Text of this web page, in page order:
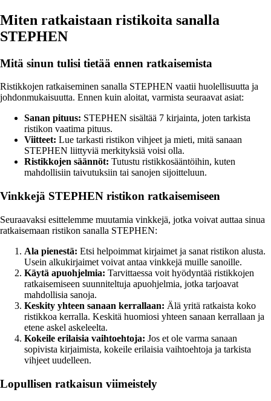
Miten ratkaistaan ristikoita sanalla
STEPHEN
Mitä sinun tulisi tietää ennen ratkaisemista
Ristikkojen ratkaiseminen sanalla STEPHEN vaatii huolellisuutta ja
johdonmukaisuutta. Ennen kuin aloitat, varmista seuraavat asiat:
Sanan pituus: STEPHEN sisältää 7 kirjainta, joten tarkista
ristikon vaatima pituus.
Viitteet: Lue tarkasti ristikon vihjeet ja mieti, mitä sanaan
STEPHEN liittyviä merkityksiä voisi olla.
Ristikkojen säännöt: Tutustu ristikkosääntöihin, kuten
mahdollisiin taivutuksiin tai sanojen sijoitteluun.
Vinkkejä STEPHEN ristikon ratkaisemiseen
Seuraavaksi esittelemme muutamia vinkkejä, jotka voivat auttaa sinua
ratkaisemaan ristikon sanalla STEPHEN:
Ala pienestä: Etsi helpoimmat kirjaimet ja sanat ristikon alusta.
Usein alkukirjaimet voivat antaa vinkkejä muille sanoille.
Käytä apuohjelmia: Tarvittaessa voit hyödyntää ristikkojen
ratkaisemiseen suunniteltuja apuohjelmia, jotka tarjoavat
mahdollisia sanoja.
Keskity yhteen sanaan kerrallaan: Älä yritä ratkaista koko
ristikkoa kerralla. Keskitä huomiosi yhteen sanaan kerrallaan ja
etene askel askeleelta.
Kokeile erilaisia vaihtoehtoja: Jos et ole varma sanaan
sopivista kirjaimista, kokeile erilaisia vaihtoehtoja ja tarkista
vihjeet uudelleen.
Lopullisen ratkaisun viimeistely